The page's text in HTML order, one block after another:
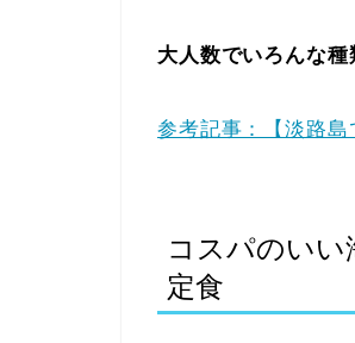
大人数でいろんな種
参考記事：【淡路
コスパのい
定食